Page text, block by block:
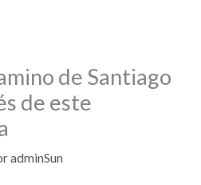
de Santiago
de este
adminSun